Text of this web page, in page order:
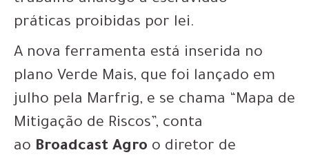
práticas proibidas por lei.
A nova ferramenta está inserida no
plano Verde Mais, que foi lançado em
julho pela Marfrig, e se chama “Mapa de
Mitigação de Riscos”, conta
ao Broadcast Agro o diretor de